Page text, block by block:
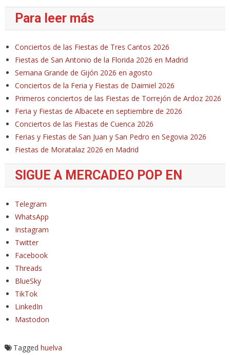
Para leer más
Conciertos de las Fiestas de Tres Cantos 2026
Fiestas de San Antonio de la Florida 2026 en Madrid
Semana Grande de Gijón 2026 en agosto
Conciertos de la Feria y Fiestas de Daimiel 2026
Primeros conciertos de las Fiestas de Torrejón de Ardoz 2026
Feria y Fiestas de Albacete en septiembre de 2026
Conciertos de las Fiestas de Cuenca 2026
Ferias y Fiestas de San Juan y San Pedro en Segovia 2026
Fiestas de Moratalaz 2026 en Madrid
SIGUE A MERCADEO POP EN
Telegram
WhatsApp
Instagram
Twitter
Facebook
Threads
BlueSky
TikTok
LinkedIn
Mastodon
Tagged huelva